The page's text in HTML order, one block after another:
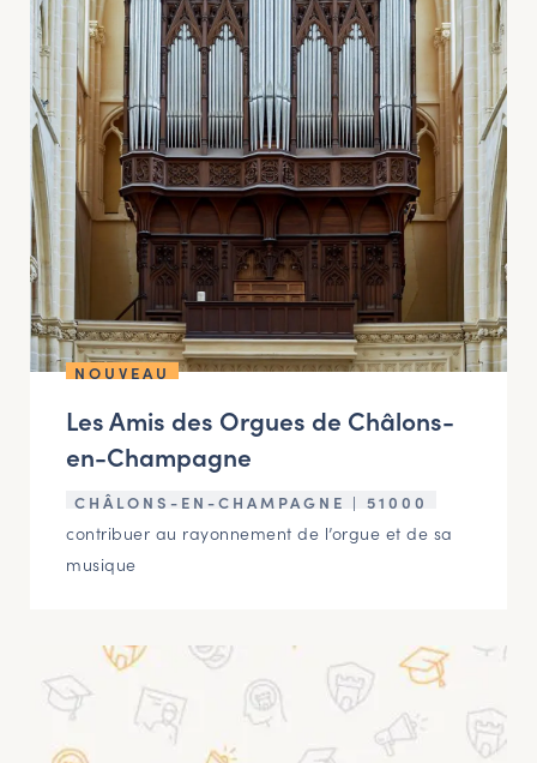
NOUVEAU
Les Amis des Orgues de Châlons-
en-Champagne
CHÂLONS-EN-CHAMPAGNE | 51000
contribuer au rayonnement de l’orgue et de sa
musique